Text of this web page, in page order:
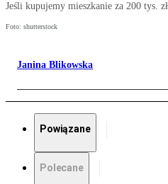
Jeśli kupujemy mieszkanie za 200 tys.
Foto: shutterstock
Janina Blikowska
Powiązane
Polecane